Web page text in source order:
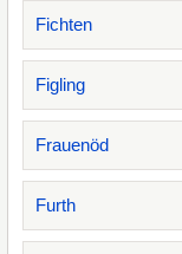
Fichten
Figling
Frauenöd
Furth